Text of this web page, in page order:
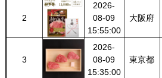
2
2026-
08-09
15:55:00
大阪府
3
2026-
08-09
15:35:00
東京都